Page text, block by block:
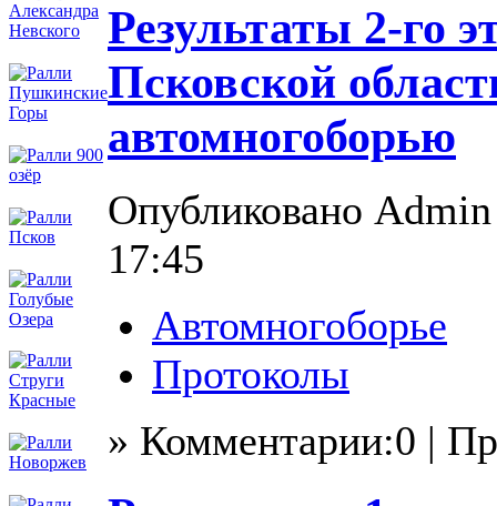
Результаты 2-го
Псковской
автомногоборью
Опубликовано
17:45
Автомногоборье
Протоколы
» Комментарии:0 |